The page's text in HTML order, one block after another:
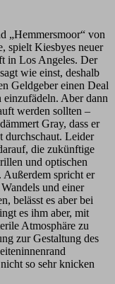
„Hemmersmoor“ von
spielt Kiesbyes neuer
in Los Angeles. Der
wie einst, deshalb
Geldgeber einen Deal
Aber dann
werden sollten –
Gray, dass er
durchschaut. Leider
die zukünftige
und optischen
Außerdem spricht er
und einer
belässt es aber bei
es ihm aber, mit
Atmosphäre zu
zur Gestaltung des
so sehr knicken